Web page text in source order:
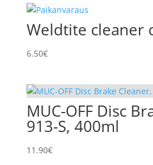
Weldtite cleaner
6.50€
MUC-OFF Disc
913-S, 400ml
11.90€